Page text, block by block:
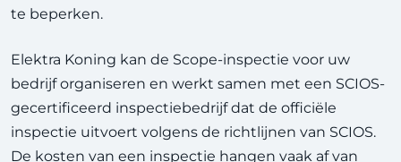
te beperken.
Elektra Koning kan de Scope-inspectie voor uw
bedrijf organiseren en werkt samen met een SCIOS-
gecertificeerd inspectiebedrijf dat de officiële
inspectie uitvoert volgens de richtlijnen van SCIOS.
De kosten van een inspectie hangen vaak af van